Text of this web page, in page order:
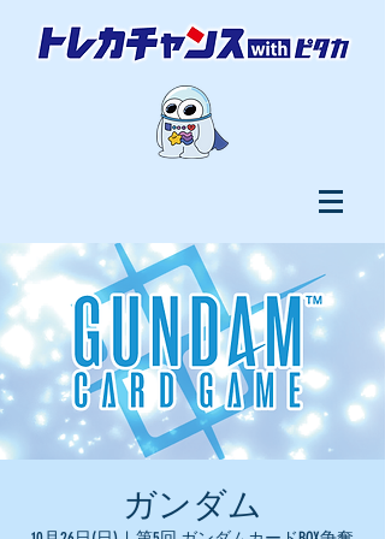
ガンダム